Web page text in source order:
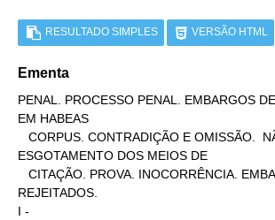
RESULTADO SIMPLES VERSÃO HTML
Ementa
PENAL. PROCESSO PENAL. EMBARGOS
EM HABEAS
ESGOTAMENTO DOS MEIOS DE
REJEITADOS.
I -